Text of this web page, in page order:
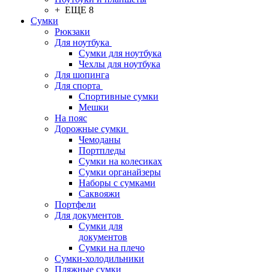
+ ЕЩЕ 8
Сумки
Рюкзаки
Для ноутбука
Сумки для ноутбука
Чехлы для ноутбука
Для шопинга
Для спорта
Спортивные сумки
Мешки
На пояс
Дорожные сумки
Чемоданы
Портпледы
Сумки на колесиках
Сумки органайзеры
Наборы с сумками
Саквояжи
Портфели
Для документов
Сумки для
документов
Сумки на плечо
Сумки-холодильники
Пляжные сумки